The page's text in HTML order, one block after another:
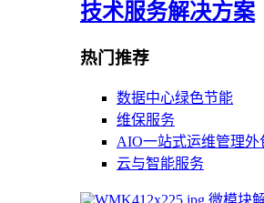
技术服务解决方案
热门推荐
数据中心绿色节能
维保服务
AIO一站式运维管理外
云与智能服务
微模块